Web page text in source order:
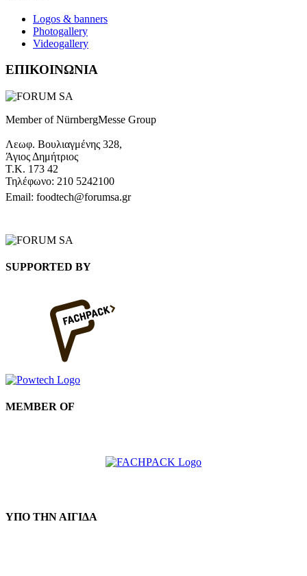
Logos & banners
Photogallery
Videogallery
ΕΠΙΚΟΙΝΩΝΙΑ
Member of NürnbergMesse Group
Λεωφ. Βουλιαγμένης 328,
Άγιος Δημήτριος
Τ.Κ. 173 42
Τηλέφωνο: 210 5242100
Email: foodtech@forumsa.gr
SUPPORTED BY
MEMBER OF
ΥΠΟ ΤΗΝ ΑΙΓΙΔΑ